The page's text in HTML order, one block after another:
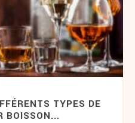
TYPES DE
BOISSON...